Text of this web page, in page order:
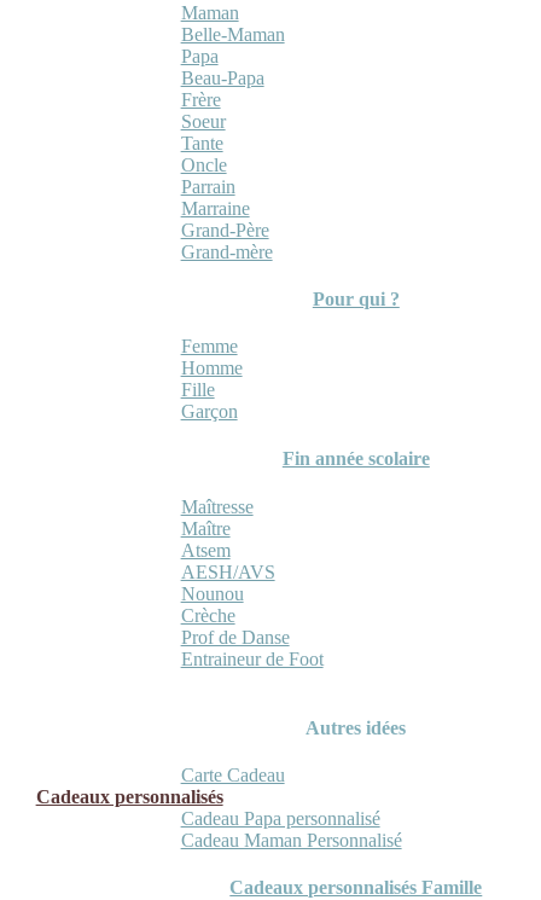
Maman
Belle-Maman
Papa
Beau-Papa
Frère
Soeur
Tante
Oncle
Parrain
Marraine
Grand-Père
Grand-mère
Pour qui ?
Femme
Homme
Fille
Garçon
Fin année scolaire
Maîtresse
Maître
Atsem
AESH/AVS
Nounou
Crèche
Prof de Danse
Entraineur de Foot
Autres idées
Carte Cadeau
Cadeaux personnalisés
Cadeau Papa personnalisé
Cadeau Maman Personnalisé
Cadeaux personnalisés Famille